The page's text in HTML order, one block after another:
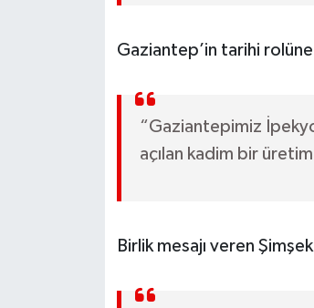
Gaziantep’in tarihi
“Gaziantepimiz
açılan kadim bir
Birlik mesajı veren